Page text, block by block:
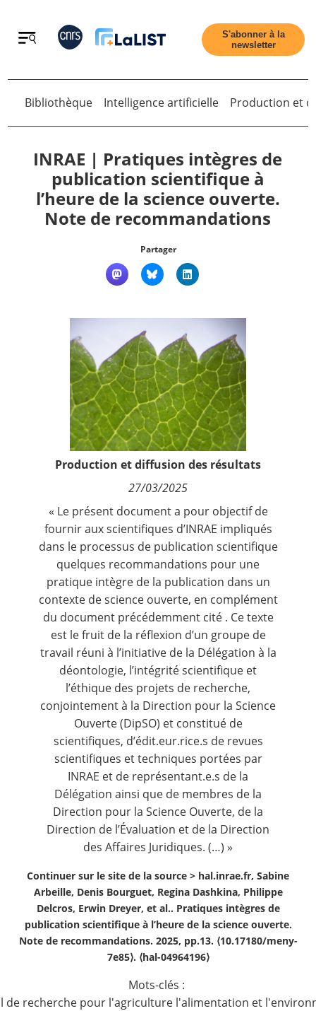
Retour
Accueil
Qui sommes nous ?
Nous suivre
S'abonner à la
newsletter
Retour
Bibliothèque Intelligence artificielle Production et
INRAE | Pratiques intègres de
publication scientifique à
l’heure de la science ouverte.
Note de recommandations
Partager
Production et diffusion des résultats
27/03/2025
« Le présent document a pour objectif de
fournir aux scientifiques d’INRAE impliqués
dans le processus de publication scientifique
quelques recommandations pour une
pratique intègre de la publication dans un
contexte de science ouverte, en complément
du document précédemment cité . Ce texte
est le fruit de la réflexion d’un groupe de
travail réuni à l’initiative de la Délégation à la
déontologie, l’intégrité scientifique et
l’éthique des projets de recherche,
conjointement à la Direction pour la Science
Ouverte (DipSO) et constitué de
scientifiques, d’édit.eur.rice.s de revues
scientifiques et techniques portées par
INRAE et de représentant.e.s de la
Délégation ainsi que de membres de la
Direction pour la Science Ouverte, de la
Direction de l’Évaluation et de la Direction
des Affaires Juridiques. (…) »
Continuer sur le site de la source > hal.inrae.fr, Sabine
Arbeille, Denis Bourguet, Regina Dashkina, Philippe
Delcros, Erwin Dreyer, et al.. Pratiques intègres de
publication scientifique à l’heure de la science ouverte.
Note de recommandations. 2025, pp.13. ⟨10.17180/meny-
7e85⟩. ⟨hal-04964196⟩
Mots-clés :
recherche pour l'agriculture l'alimentation et